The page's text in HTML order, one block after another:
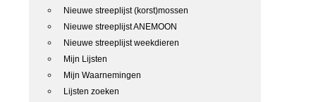
Nieuwe streeplijst (korst)mossen
Nieuwe streeplijst ANEMOON
Nieuwe streeplijst weekdieren
Mijn Lijsten
Mijn Waarnemingen
Lijsten zoeken